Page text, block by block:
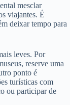
mesclar
viajantes. É
deixar tempo para
leves. Por
reserve uma
ponto é
turísticas com
ou participar de